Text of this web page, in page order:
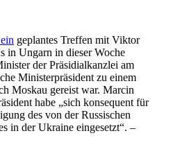
geplantes Treffen mit Viktor
in Ungarn in dieser Woche
der Präsidialkanzlei am
Ministerpräsident zu einem
Moskau gereist war. Marcin
habe „sich konsequent für
des von der Russischen
in der Ukraine eingesetzt“. –